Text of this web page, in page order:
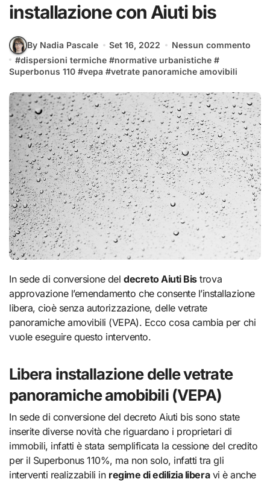
installazione con Aiuti bis
By Nadia Pascale Set 16, 2022
Nessun commento
#dispersioni termiche #normative urbanistiche #
Superbonus 110 #vepa #vetrate panoramiche amovibili
In sede di conversione deldecreto Aiuti Bistrova
approvazione l’emendamento che consente l’installazione
libera, cioè senza autorizzazione, delle vetrate
panoramiche amovibili (VEPA). Ecco cosa cambia per chi
vuole eseguire questo intervento.
Libera installazione delle vetrate
panoramiche amobibili (VEPA)
In sede di conversione del decreto Aiuti bis sono state
inserite diverse novità che riguardano i proprietari di
immobili, infatti è stata semplificata la cessione del credito
per il Superbonus 110%, ma non solo, infatti tra gli
interventi realizzabili in regime di edilizia liberavi è anche